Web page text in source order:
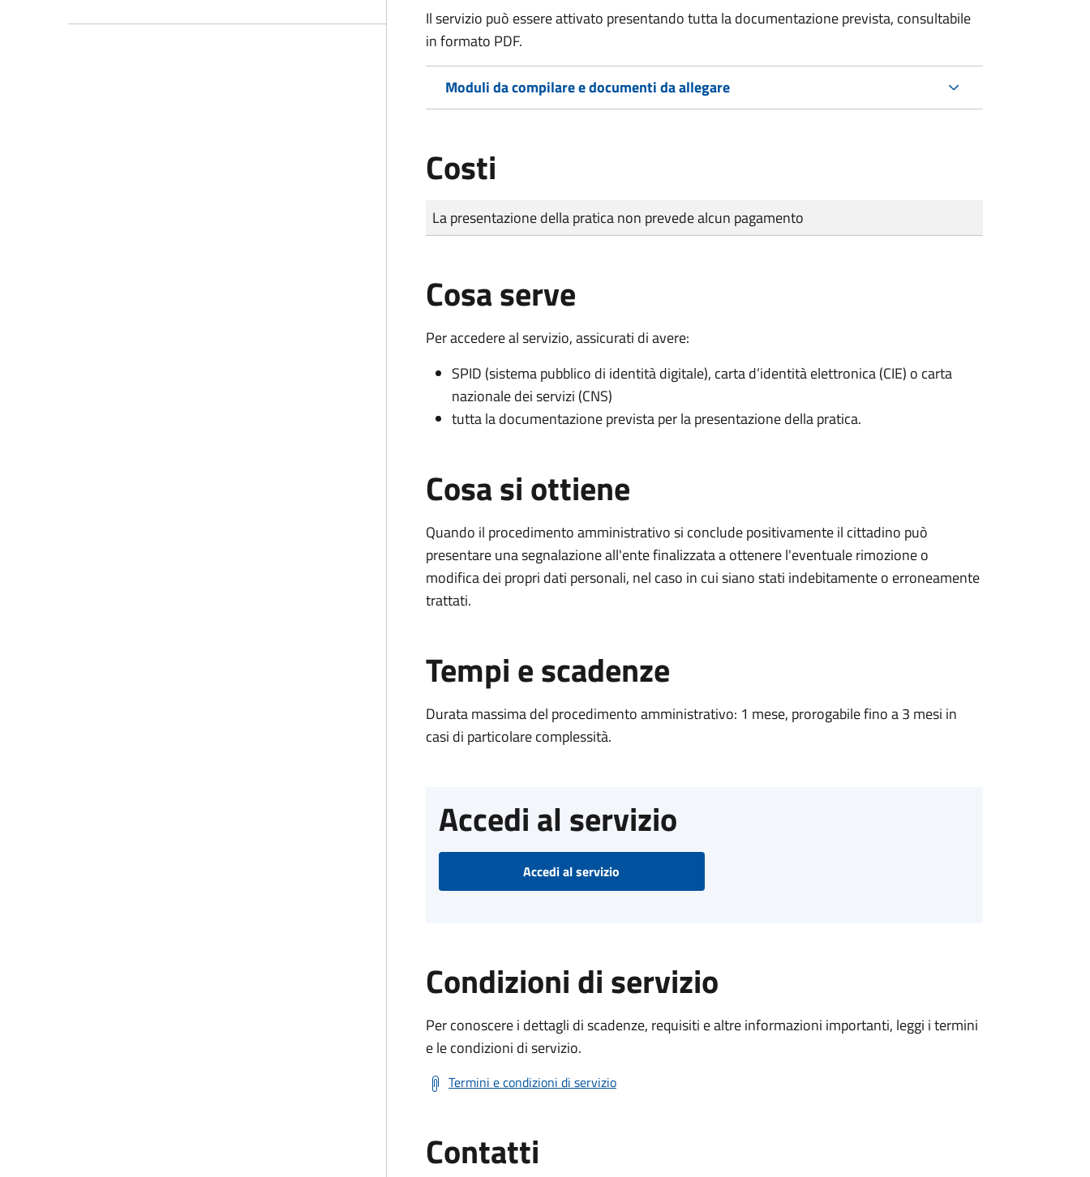
Il servizio può essere attivato presentando tutta la documentazione prevista, consultabile
in formato PDF.
Moduli da compilare e documenti da allegare
Costi
Tipo di pagamento
Importo
La presentazione della pratica non prevede alcun pagamento
Cosa serve
Per accedere al servizio, assicurati di avere:
SPID (sistema pubblico di identità digitale), carta d’identità elettronica (CIE) o carta
nazionale dei servizi (CNS)
tutta la documentazione prevista per la presentazione della pratica.
Cosa si ottiene
Quando il procedimento amministrativo si conclude positivamente il cittadino può
presentare una segnalazione all'ente finalizzata a ottenere l'eventuale rimozione o
modifica dei propri dati personali, nel caso in cui siano stati indebitamente o erroneamente
trattati.
Tempi e scadenze
Durata massima del procedimento amministrativo: 1 mese, prorogabile fino a 3 mesi in
casi di particolare complessità.
Accedi al servizio
Accedi al servizio
Condizioni di servizio
Per conoscere i dettagli di scadenze, requisiti e altre informazioni importanti, leggi i termini
e le condizioni di servizio.
Termini e condizioni di servizio
Contatti